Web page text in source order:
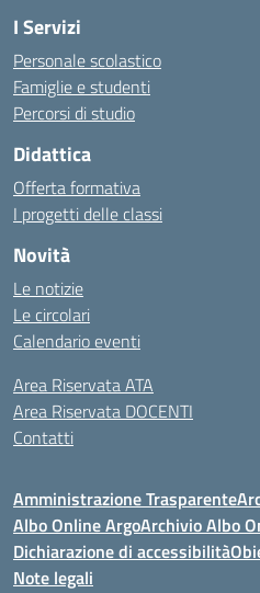
I Servizi
Personale scolastico
Famiglie e studenti
Percorsi di studio
Didattica
Offerta formativa
I progetti delle classi
Novità
Le notizie
Le circolari
Calendario eventi
Area Riservata ATA
Area Riservata DOCENTI
Contatti
Amministrazione Trasparente
Albo Online ArgoArchivio Albo
Dichiarazione di accessibilità
Note legali